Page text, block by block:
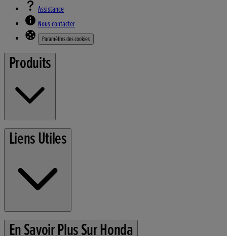
Assistance
Nous contacter
Paramètres des cookies
Produits
Tondeuses
Outils de Jardin
Liens Utiles
Conditions d'utilisation
En Savoir Plus Sur Honda